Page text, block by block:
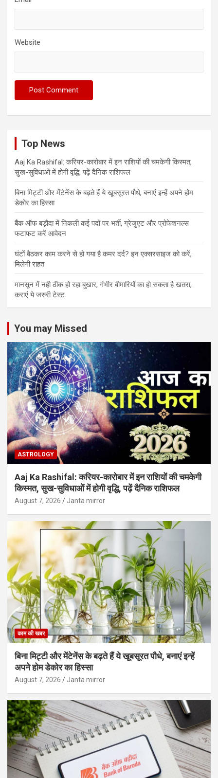
Website
Top News
Aaj Ka Rashifal: करियर-कारोबार में इन राशियों की चमकेगी किस्मत,
सुख-सुविधाओं में होगी वृद्धि, पढ़ें दैनिक राशिफल
बिना मिट्टी और मेंटेनेंस के बढ़ते हैं ये खूबसूरत पौधे, बनाएं इन्‍हें अपने होम
डेकोर का हिस्‍सा
बैंक ऑफ बड़ौदा में निकली कई पदों पर भर्ती, ग्रेजुएट और प्रोफेशनल्स
फटाफट करें आवेदन
घंटों बैठकर काम करने से हो गया है कमर दर्द? इन एक्सरसाइज को करें,
मिलेगी राहत
मानसून में नही ठीक हो रहा बुखार, गंभीर बीमारियों का हो सकता है खतरा,
कराएं ये जरुरी टेस्ट
You may Missed
ASTROLOGY
Aaj Ka Rashifal: करियर-कारोबार में इन राशियों की चमकेगी
किस्मत, सुख-सुविधाओं में होगी वृद्धि, पढ़ें दैनिक राशिफल
August 7, 2026 Janta mirror
काम की खबर
बिना मिट्टी और मेंटेनेंस के बढ़ते हैं ये खूबसूरत पौधे, बनाएं इन्‍हें
अपने होम डेकोर का हिस्‍सा
August 7, 2026 Janta mirror